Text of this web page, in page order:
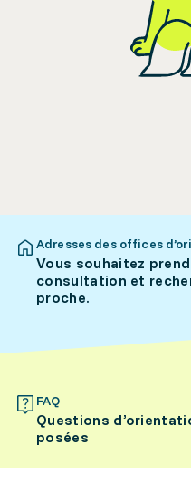
Adresses des offices
Vous souhaitez
consultation et
proche.
FAQ
Questions
posées